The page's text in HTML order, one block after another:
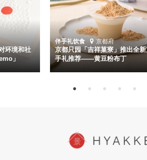
环境和社
」
伴手礼饮食 京都府
京都只园「吉祥菓寮」推出全
手礼推荐——黄豆粉布丁